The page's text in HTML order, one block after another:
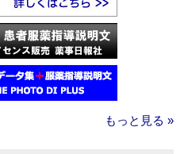
もっと見る »